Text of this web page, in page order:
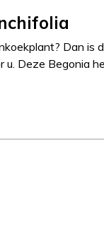
Dan is
u. Deze Begonia